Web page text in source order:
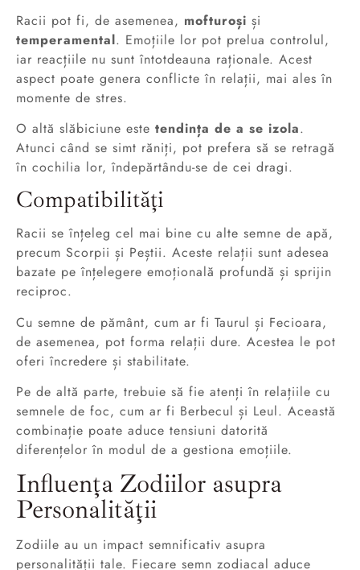
Racii pot fi, de asemenea, mofturoși și
temperamental. Emoțiile lor pot prelua controlul,
iar reacțiile nu sunt întotdeauna raționale. Acest
aspect poate genera conflicte în relații, mai ales în
momente de stres.
O altă slăbiciune este tendința de a se izola.
Atunci când se simt răniți, pot prefera să se retragă
în cochilia lor, îndepărtându-se de cei dragi.
Compatibilități
Racii se înțeleg cel mai bine cu alte semne de apă,
precum Scorpii și Peștii. Aceste relații sunt adesea
bazate pe înțelegere emoțională profundă și sprijin
reciproc.
Cu semne de pământ, cum ar fi Taurul și Fecioara,
de asemenea, pot forma relații dure. Acestea le pot
oferi încredere și stabilitate.
Pe de altă parte, trebuie să fie atenți în relațiile cu
semnele de foc, cum ar fi Berbecul și Leul. Această
combinație poate aduce tensiuni datorită
diferențelor în modul de a gestiona emoțiile.
Influența Zodiilor asupra
Personalității
Zodiile au un impact semnificativ asupra
personalității tale. Fiecare semn zodiacal aduce